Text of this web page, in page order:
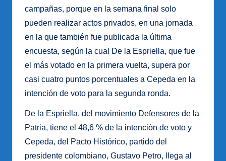
campañas, porque en la semana final solo
pueden realizar actos privados, en una jornada
en la que también fue publicada la última
encuesta, según la cual De la Espriella, que fue
el más votado en la primera vuelta, supera por
casi cuatro puntos porcentuales a Cepeda en la
intención de voto para la segunda ronda.
De la Espriella, del movimiento Defensores de la
Patria, tiene el 48,6 % de la intención de voto y
Cepeda, del Pacto Histórico, partido del
presidente colombiano, Gustavo Petro, llega al